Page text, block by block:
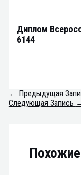
Диплом
6144
← Предыдущая
Следующая Запись